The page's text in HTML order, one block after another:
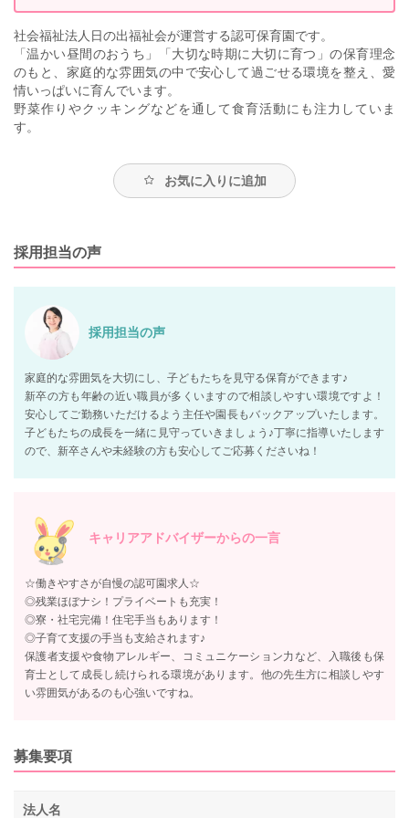
社会福祉法人日の出福祉会が運営する認可保育園です。
「温かい昼間のおうち」「大切な時期に大切に育つ」の保育理念
のもと、家庭的な雰囲気の中で安心して過ごせる環境を整え、愛
情いっぱいに育んでいます。
野菜作りやクッキングなどを通して食育活動にも注力していま
す。
お気に入りに追加
採用担当の声
採用担当の声
家庭的な雰囲気を大切にし、子どもたちを見守る保育ができます♪
新卒の方も年齢の近い職員が多くいますので相談しやすい環境ですよ！
安心してご勤務いただけるよう主任や園長もバックアップいたします。
子どもたちの成長を一緒に見守っていきましょう♪丁寧に指導いたします
ので、新卒さんや未経験の方も安心してご応募くださいね！
キャリアアドバイザーからの一言
☆働きやすさが自慢の認可園求人☆
◎残業ほぼナシ！プライベートも充実！
◎寮・社宅完備！住宅手当もあります！
◎子育て支援の手当も支給されます♪
保護者支援や食物アレルギー、コミュニケーション力など、入職後も保
育士として成長し続けられる環境があります。他の先生方に相談しやす
い雰囲気があるのも心強いですね。
募集要項
法人名